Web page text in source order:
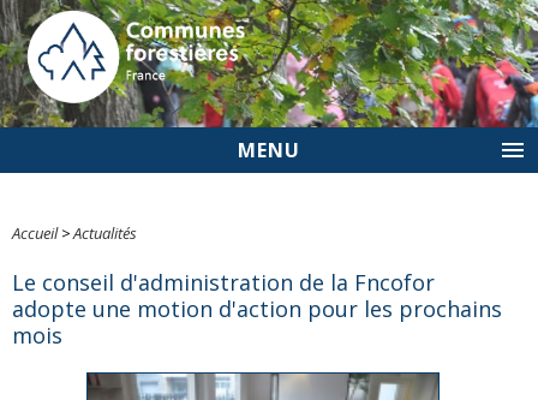
MENU
Accueil>Actualités
Le conseil d'administration de la Fncofor
adopte une motion d'action pour les prochains
mois